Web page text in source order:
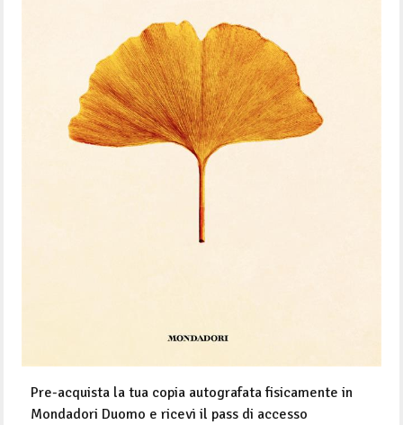
Pre-acquista la tua copia autografata fisicamente in
Mondadori Duomo e ricevi il pass di accesso